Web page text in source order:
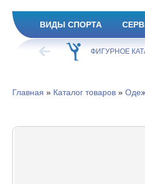
ВИДЫ СПОРТА
ХОККЕЙ ФИГУРНОЕ
Главная » Каталог товаров»